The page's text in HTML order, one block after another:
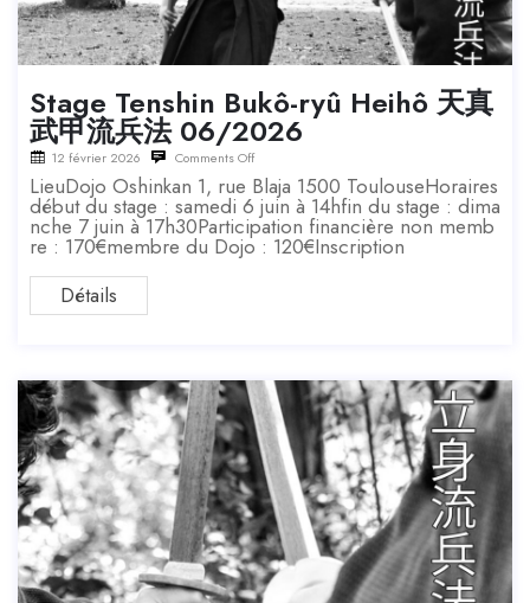
Stage Tenshin Bukô-ryû Heihô 天真
武甲流兵法 06/2026
12 février 2026 Comments Off
LieuDojo Oshinkan 1, rue Blaja 1500 ToulouseHoraires
début du stage : samedi 6 juin à 14hfin du stage : dima
nche 7 juin à 17h30Participation financière non memb
re : 170€membre du Dojo : 120€Inscription
Détails